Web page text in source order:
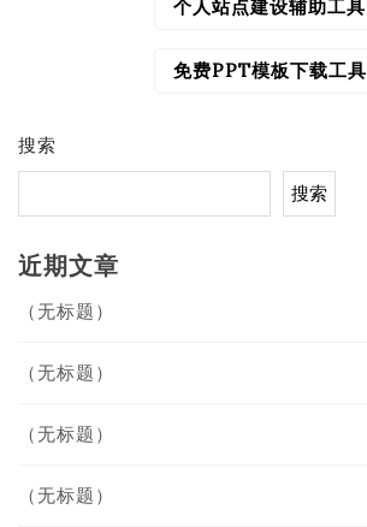
个人站点建设辅助工具
免费PPT模板下载工具
搜索
搜索
近期文章
（无标题）
（无标题）
（无标题）
（无标题）